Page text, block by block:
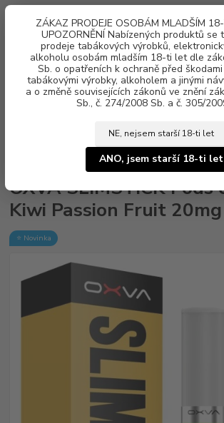
ZÁKAZ PRODEJE OSOBÁM MLADŠÍM
UPOZORNĚNÍ Nabízených produktů se
prodeje tabákových výrobků,
alkoholu osobám mladším 18-ti let dle
Sb. o opatřeních k ochraně před
tabákovými výrobky, alkoholem a jinými
a o změně souvisejících zákonů ve znění
Sb., č. 274/2008 Sb. a č. 305/
NE, nejsem starší 18-ti let
ANO, jsem starší 18-ti let
cartridge Kiwi Passion Fruit 20mg 2Pack
OXVA SLIMSTICK
Kiwi Passion Fruit
⭐ Novinka